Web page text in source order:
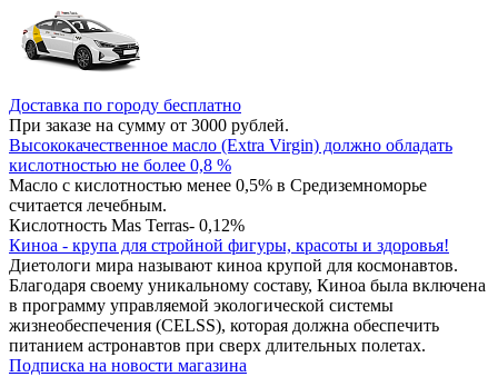
Доставка по городу бесплатно
При заказе на сумму от 3000 рублей.
Высококачественное масло (Extra Virgin) должно обладать
кислотностью не более 0,8 %
Масло с кислотностью менее 0,5% в Средиземноморье
считается лечебным.
Кислотность Mas Terras- 0,12%
Киноа - крупа для стройной фигуры, красоты и здоровья!
Диетологи мира называют киноа крупой для космонавтов.
Благодаря своему уникальному составу, Киноа была включена
в программу управляемой экологической системы
жизнеобеспечения (CELSS), которая должна обеспечить
питанием астронавтов при сверх длительных полетах.
Подписка на новости магазина